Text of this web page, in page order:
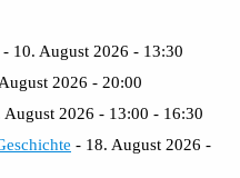
- 10. August 2026 - 13:30
2026 - 20:00
August 2026 - 13:00 - 16:30
- 18. August 2026 -